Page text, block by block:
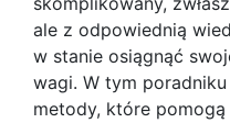
ale z odpowiednią
w stanie osiągnąć
wagi. W tym
metody, które